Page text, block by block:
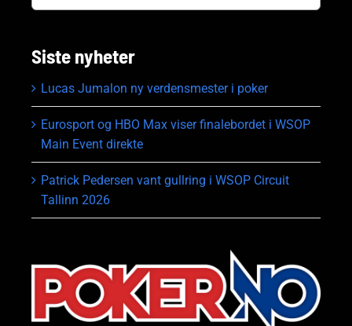
velges
produktsiden
Siste nyheter
Lucas Jumalon ny verdensmester i poker
Eurosport og HBO Max viser finalebordet i WSOP
Main Event direkte
Patrick Pedersen vant gullring i WSOP Circuit
Tallinn 2026